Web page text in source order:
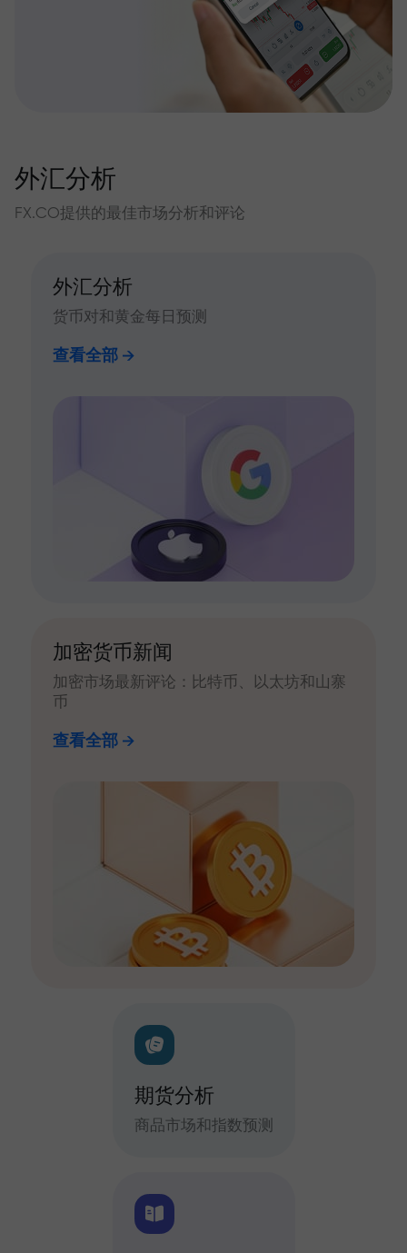
外汇分析
FX.CO提供的最佳市场分析和评论
外汇分析
货币对和黄金每日预测
查看全部
加密货币新闻
加密市场最新评论：比特币、以太坊和山寨
币
查看全部
期货分析
商品市场和指数预测